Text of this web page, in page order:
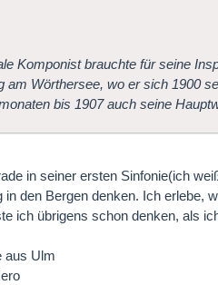
Komponist brauchte für seine
am Wörthersee, wo er sich 1900
bis 1907 auch seine
in seiner ersten Sinfonie(ich
in den Bergen denken. Ich erlebe,
ich übrigens schon denken, als
aus Ulm